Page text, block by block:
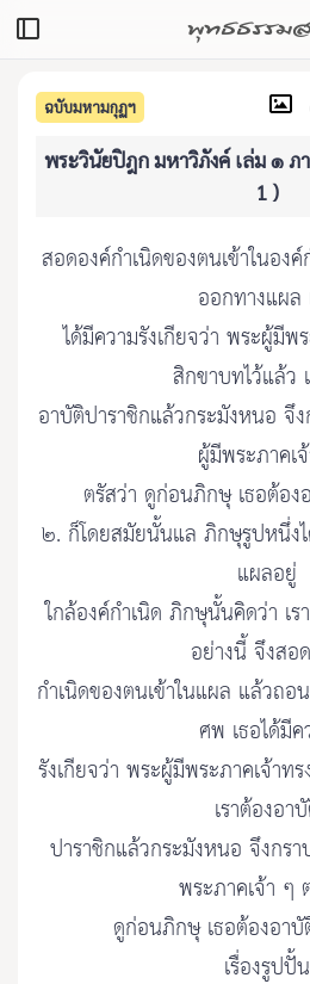
พุทธธรรม
ฉบับมหามกุฏฯ
พระวินัยปิฎก มหาวิภังค์ เล่ม ๑ ภ
1 )
สอดองค์กำเนิดของตนเข้าในอง
ออกทางแผล
ได้มีความรังเกียจว่า พระผู้มี
สิกขาบทไว้แล้ว
อาบัติปาราชิกแล้วกระมังหนอ จึ
ผู้มีพระภาคเ
ตรัสว่า ดูก่อนภิกษุ เธอต้อง
๒. ก็โดยสมัยนั้นแล ภิกษุรูปหนึ่
แผลอยู่
ใกล้องค์กำเนิด ภิกษุนั้นคิดว่า เ
อย่างนี้ จึงสอ
กำเนิดของตนเข้าในแผล แล้วถอ
ศพ เธอได้มี
รังเกียจว่า พระผู้มีพระภาคเจ้า
เราต้องอา
ปาราชิกแล้วกระมังหนอ จึงกร
พระภาคเจ้า ๆ
ดูก่อนภิกษุ เธอต้องอา
เรื่องรูปปั้น